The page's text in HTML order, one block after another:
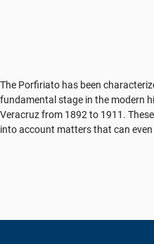
The Porfiriato has been
fundamental stage in the modern
Veracruz from 1892 to 1911.
into account matters that can